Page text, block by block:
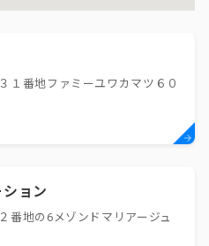
１番地ファミーユワカマツ６０
ョン
番地の6メゾンドマリアージュ